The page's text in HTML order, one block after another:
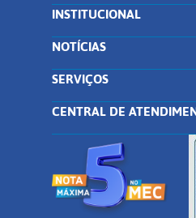
INSTITUCIONAL
NOTÍCIAS
SERVIÇOS
CENTRAL DE